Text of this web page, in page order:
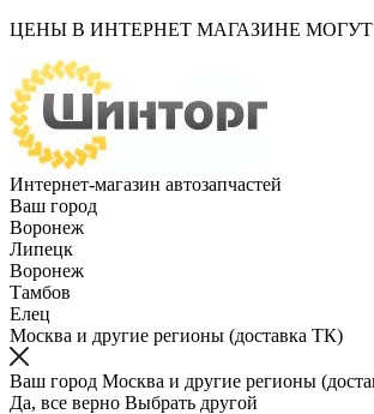
ЦЕНЫ В ИНТЕРНЕТ МАГАЗИНЕ
Интернет-магазин автозапчастей
Ваш город
Воронеж
Липецк
Воронеж
Тамбов
Елец
Москва и другие регионы (доставка ТК)
Ваш город Москва и другие регионы
Да, все верно Выбрать другой